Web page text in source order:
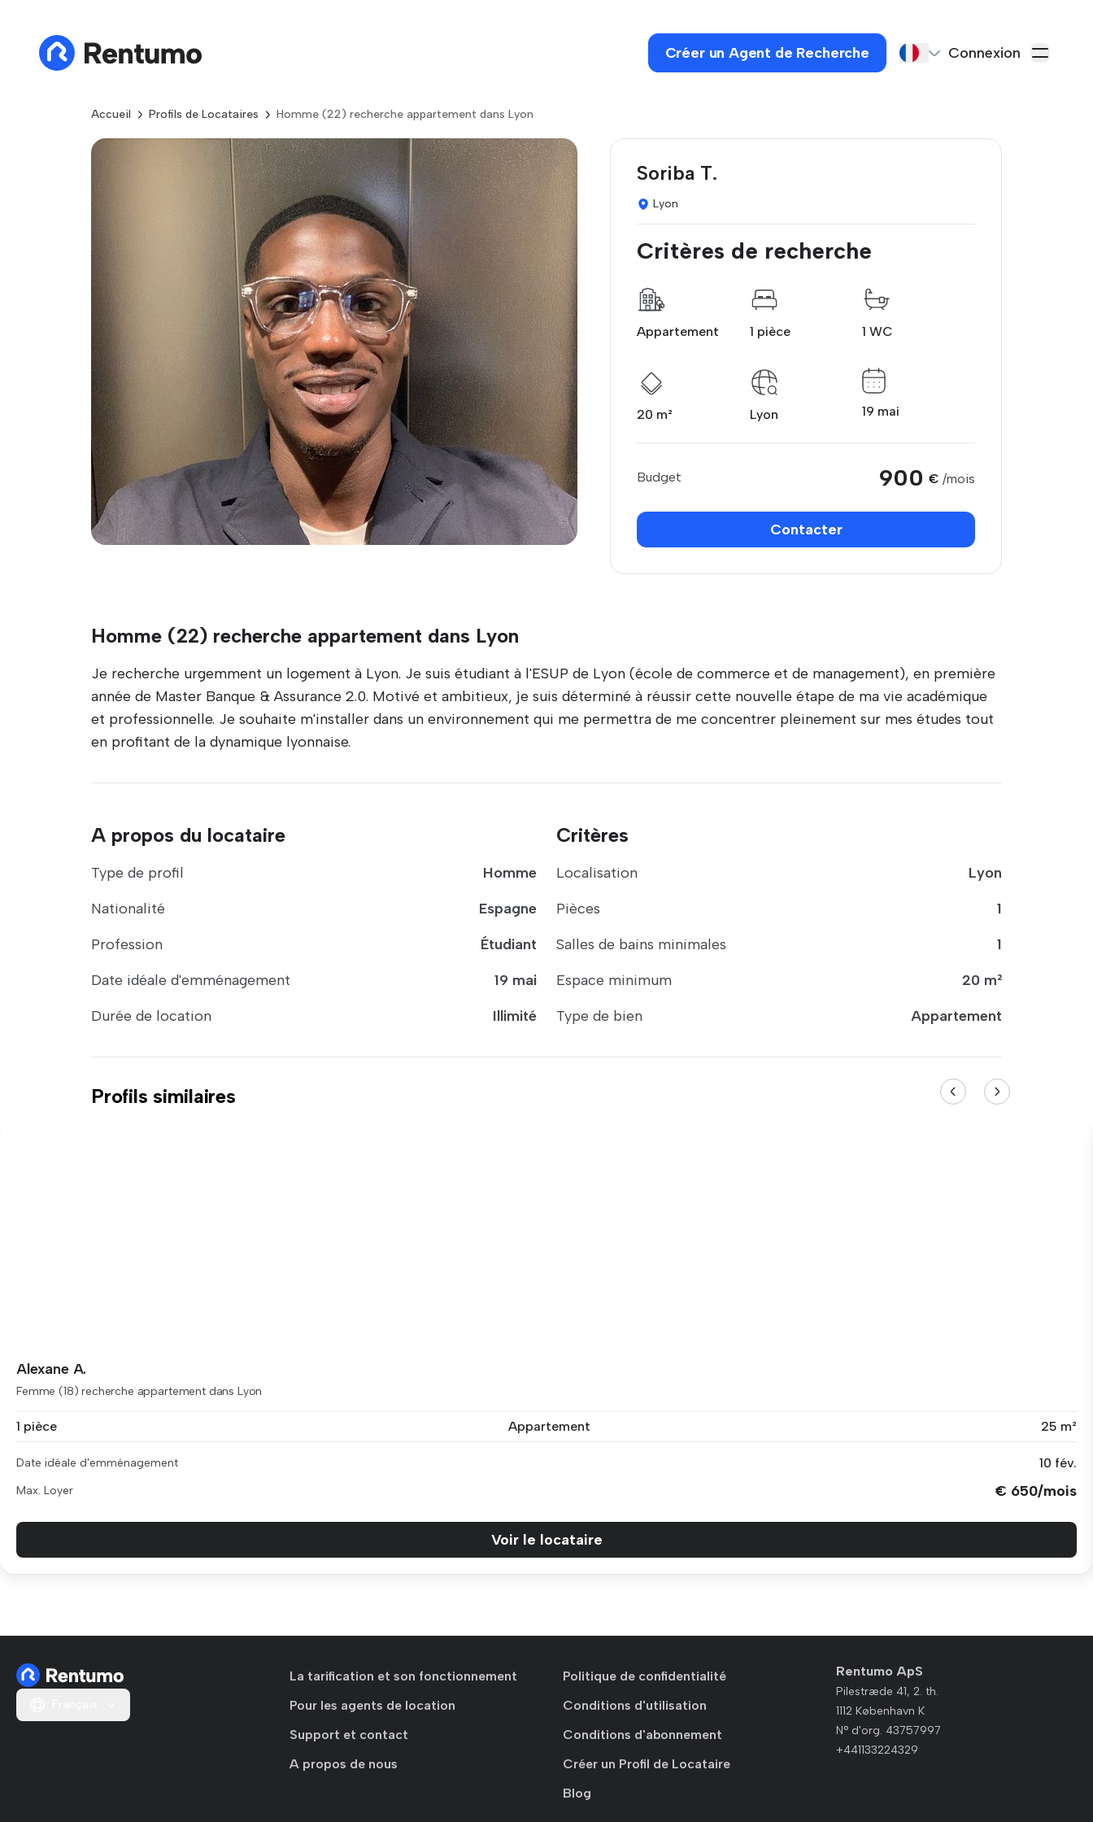
Créer un Agent de Recherche Connexion
Accueil Profils de Locataires Homme (22) recherche appartement dans Lyon
Soriba T.
Lyon
Critères de recherche
Appartement 1 pièce 1 WC
20 m² Lyon 19 mai
Budget 900 € /mois
Contacter
Homme (22) recherche appartement dans Lyon
Je recherche urgemment un logement à Lyon. Je suis étudiant à l'ESUP de Lyon (école de commerce et de management), en première
année de Master Banque & Assurance 2.0. Motivé et ambitieux, je suis déterminé à réussir cette nouvelle étape de ma vie académique
et professionnelle. Je souhaite m'installer dans un environnement qui me permettra de me concentrer pleinement sur mes études tout
en profitant de la dynamique lyonnaise.
A propos du locataire
Type de profil
Homme
Nationalité
Espagne
Profession
Étudiant
Date idéale d'emménagement
19 mai
Durée de location
Illimité
Critères
Localisation
Lyon
Pièces
1
Salles de bains minimales
1
Espace minimum
20 m²
Type de bien
Appartement
Profils similaires
Alexane A.
Femme (18) recherche appartement dans Lyon
1 pièce Appartement 25 m²
Date idéale d'emménagement 10 fév.
Max. Loyer € 650/mois
Voir le locataire
La tarification et son fonctionnement
Pour les agents de location
Support et contact
A propos de nous
Politique de confidentialité
Conditions d'utilisation
Conditions d'abonnement
Créer un Profil de Locataire
Blog
Rentumo ApS
Pilestræde 41, 2. th.
1112 København K
N° d'org. 43757997
+441133224329